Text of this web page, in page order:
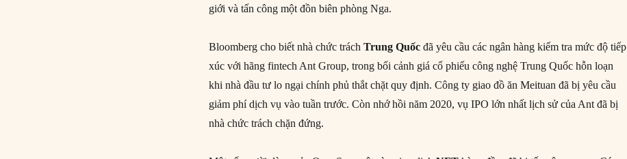
giới và tấn công một đồn biên phòng Nga.
Bloomberg cho biết nhà chức tráchTrung Quốcđã yêu cầu các ngân hàng kiểm tra mức độ tiếp
xúc với hãng fintech Ant Group, trong bối cảnh giá cổ phiếu công nghệ Trung Quốc hỗn loạn
khi nhà đầu tư lo ngại chính phủ thắt chặt quy định. Công ty giao đồ ăn Meituan đã bị yêu cầu
giảm phí dịch vụ vào tuần trước. Còn nhớ hồi năm 2020, vụ IPO lớn nhất lịch sử của Ant đã bị
nhà chức trách chặn đứng.